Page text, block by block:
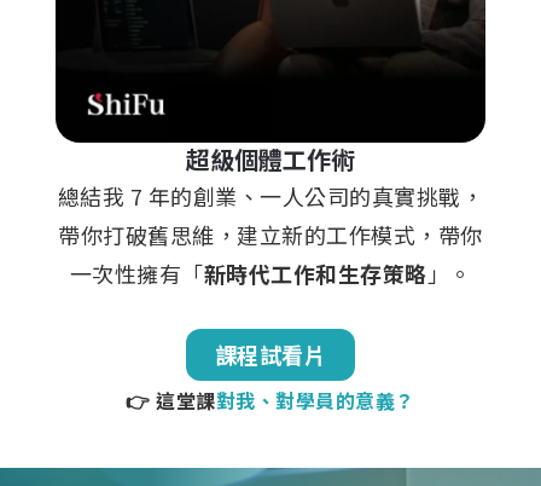
超級個體工作術
總結我 7 年的創業、一人公司的真實挑戰，
帶你打破舊思維，建立新的工作模式，帶你
一次性擁有「新時代工作和生存策略 」。
課程試看片
👉 這堂課對我、對學員的意義？